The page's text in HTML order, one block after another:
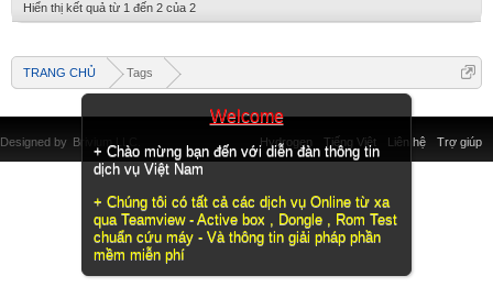
Welcome
+ Chào mừng bạn đến với diễn đàn thông tin
dịch vụ Việt Nam
+ Chúng tôi có tất cả các dịch vụ Online từ xa
qua Teamview - Active box , Dongle , Rom Test
chuẩn cứu máy - Và thông tin giải pháp phần
mềm miễn phí
Hiển thị kết quả từ 1 đến 2 của 2
TRANG CHỦ Tags
Liên hệ Trợ giúp
Hydrogen Tiếng Việt
Designed by Brivium LLC.